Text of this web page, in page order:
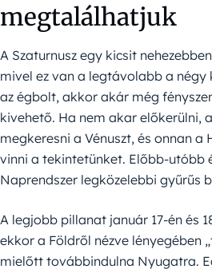
megtalálhatjuk
A Szaturnusz egy kicsit
mivel ez van a legtávolabb a négy
az égbolt, akkor akár még
kivehető. Ha nem akar előkerülni,
megkeresni a Vénuszt, és onnan
vinni a tekintetünket. Előbb-utóbb
Naprendszer legközelebbi gyűrűs
A legjobb pillanat január 17-én és
ekkor a Földről nézve lényegében
mielőtt továbbindulna Nyugatra.